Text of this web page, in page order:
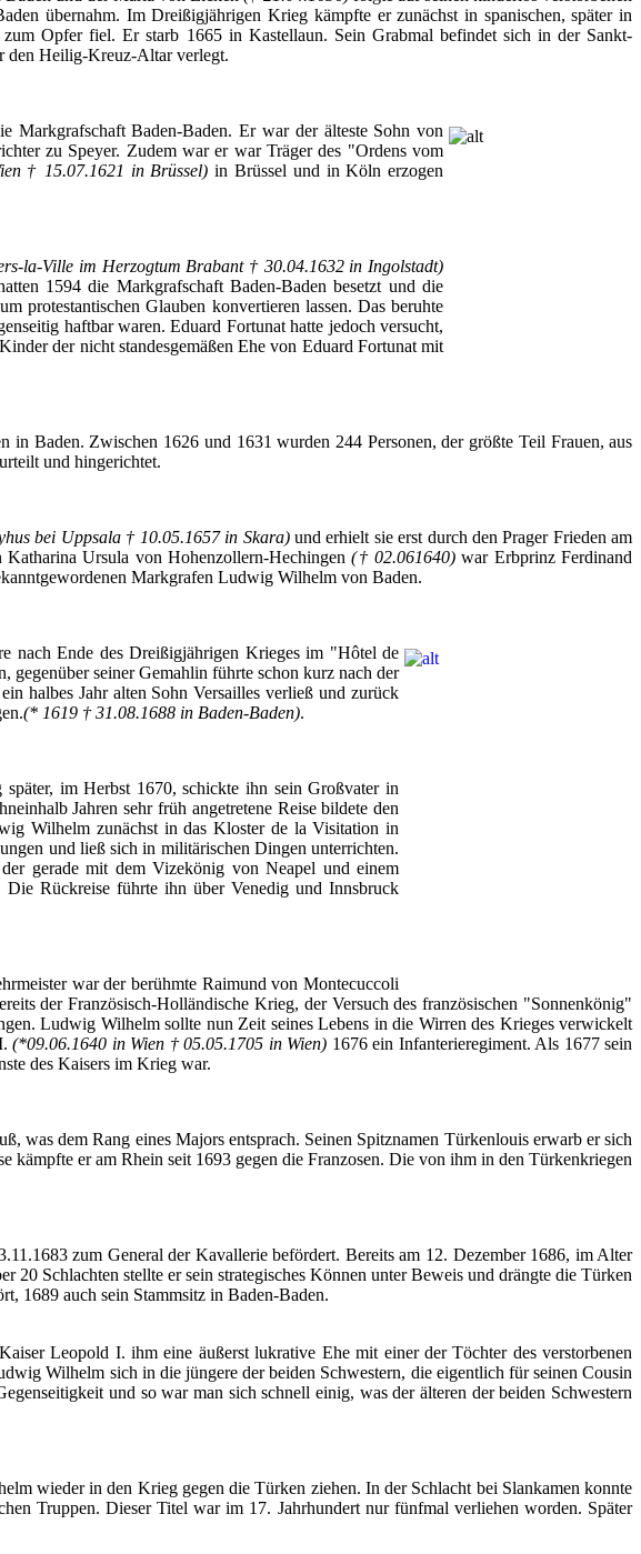
übernahm. Im Dreißigjährigen Krieg kämpfte er zunächst in spanischen,späterin
zum Opfer fiel.Er starb 1665 in Kastellaun. Sein Grabmal befindet sich inder Sankt-
den Heilig-Kreuz-Altar verlegt.
MarkgrafschaftBaden-Baden.Erwar der älteste Sohn von
zu Speyer. ZudemwarerwarTrägerdes "Ordens vom
† 15.07.1621 in Brüssel) in Brüssel und inKöln erzogen
la-Ville im Herzogtum Brabant† 30.04.1632 in Ingolstadt)
1594 die MarkgrafschaftBaden-Badenbesetzt und die
protestantischen Glauben konvertieren lassen. Dasberuhte
haftbar waren.Eduard Fortunat hatte jedoch versucht,
der nicht standesgemäßen Ehe von Eduard Fortunat mit
in Baden. Zwischen 1626 und 1631wurden 244 Personen,der größte Teil Frauen,aus
und hingerichtet.
bei Uppsala† 10.05.1657 in Skara)underhielt sieerst durch denPrager Frieden am
Katharina Ursula von Hohenzollern-Hechingen († 02.061640) war ErbprinzFerdinand
Markgrafen Ludwig Wilhelm von Baden.
nach Ende des Dreißigjährigen Krieges im "Hôtel de
, gegenüberseinerGemahlin führte schon kurz nach der
ein halbes Jahr alten Sohn Versaillesverließ undzurück
.(* 1619 † 31.08.1688 in Baden-Baden).
später, im Herbst 1670,schickte ihn sein Großvaterin
Jahren sehr früh angetretene Reise bildete den
Wilhelm zunächstindas Klosterde la Visitation in
und ließ sich in militärischen Dingen unterrichten.
der gerade mit dem Vizekönig vonNeapel undeinem
Die Rückreise führte ihn über Venedigund Innsbruck
warder berühmte Raimund vonMontecuccoli
der Französisch-Holländische Krieg, der Versuch desfranzösischen "Sonnenkönig"
. Ludwig Wilhelmsollte nun Zeit seinesLebens in die Wirren des Krieges verwickelt
I.(*09.06.1640 in Wien † 05.05.1705 in Wien) 1676ein Infanterieregiment. Als 1677sein
des Kaisers im Krieg war.
, wasdem Rang einesMajorsentsprach. Seinen Spitznamen Türkenlouis erwarb er sich
kämpfte eram Rhein seit1693 gegen dieFranzosen. Die vonihm in denTürkenkriegen
zum Generalder Kavallerie befördert. Bereitsam 12. Dezember1686, imAlter
20 Schlachten stellte er sein strategisches Können unter Beweis und drängte die Türken
, 1689 auch sein Stammsitz in Baden-Baden.
Kaiser Leopold I.ihm eine äußerst lukrative Ehe mit einer der Töchterdesverstorbenen
Wilhelm sich in diejüngere der beiden Schwestern, die eigentlich für seinen Cousin
und so war man sich schnell einig, wasder älteren der beiden Schwestern
wiederin den Krieg gegen dieTürken ziehen. In der Schlacht bei Slankamen konnte
Truppen. Dieser Titel warim 17. Jahrhundert nur fünfmal verliehen worden. Später